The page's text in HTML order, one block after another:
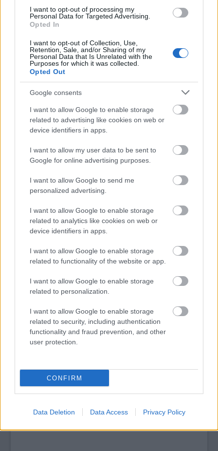
I want to opt-out of processing my
Personal Data for Targeted Advertising.
Opted In
I want to opt-out of Collection, Use,
Retention, Sale, and/or Sharing of my
Personal Data that Is Unrelated with the
Purposes for which it was collected.
Opted Out
Google consents
I want to allow Google to enable storage
related to advertising like cookies on web or
device identifiers in apps.
I want to allow my user data to be sent to
Google for online advertising purposes.
I want to allow Google to send me
personalized advertising.
I want to allow Google to enable storage
related to analytics like cookies on web or
device identifiers in apps.
I want to allow Google to enable storage
related to functionality of the website or app.
I want to allow Google to enable storage
related to personalization.
I want to allow Google to enable storage
related to security, including authentication
functionality and fraud prevention, and other
user protection.
CONFIRM
Data Deletion Data Access Privacy Policy
Különös eseményre kerül sor a Magyar Zene Háza tereiben
május 23-án este 19 és 22:30 között, magyar és angol
nyelven.
tovább
Itt vannak a legjobb filmek – németül
2021. 10. 05.|Kultúrpart
Pécsett és Szegeden rendezik meg a 10. Szemrevaló
Filmfesztivált.
tovább
Lila pulcsi az oltár előtt – menő!
2021. 02. 19.|Kultúrpart
készült a húsvétig tartó böjti időszakra.